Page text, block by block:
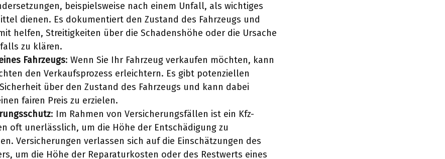
beispielsweise nach einem Unfall, als wichtiges
dienen. Es dokumentiert den Zustand des Fahrzeugs und
helfen, Streitigkeiten über die Schadenshöhe oder die Ursache
zu klären.
Fahrzeugs: Wenn Sie Ihr Fahrzeug verkaufen möchten, kann
den Verkaufsprozess erleichtern. Es gibt potenziellen
über den Zustand des Fahrzeugs und kann dabei
fairen Preis zu erzielen.
: Im Rahmen von Versicherungsfällen ist ein Kfz-
oft unerlässlich, um die Höhe der Entschädigung zu
Versicherungen verlassen sich auf die Einschätzungen des
um die Höhe der Reparaturkosten oder des Restwerts eines